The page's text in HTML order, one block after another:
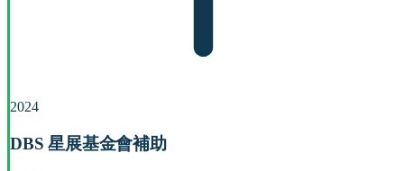
2024
DBS 星展基金會補助